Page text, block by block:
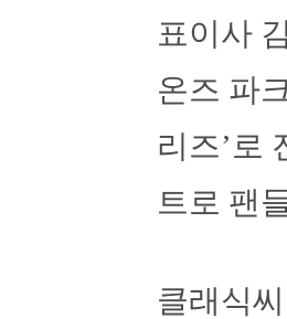
표이사
온즈 파
리즈’로
트로 팬
클래식